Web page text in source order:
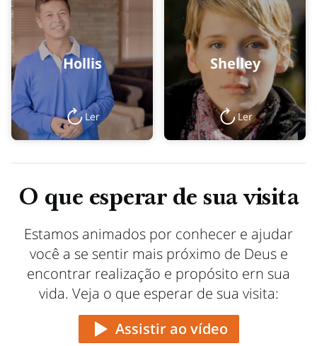
Hollis
Ler
Shelley
Ler
O que esperar de sua visita
Estamos animados por conhecer e ajudar
você a se sentir mais próximo de Deus e
encontrar realização e propósito ern sua
vida. Veja o que esperar de sua visita:
Assistir ao vídeo